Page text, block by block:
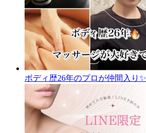
ボディ歴26年のプロが仲間入り✨